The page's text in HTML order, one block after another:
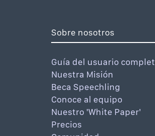
Sobre nosotros
Guía del usuario
Nuestra Misión
Beca Speechling
Conoce al equipo
Nuestro 'White Paper'
Precios